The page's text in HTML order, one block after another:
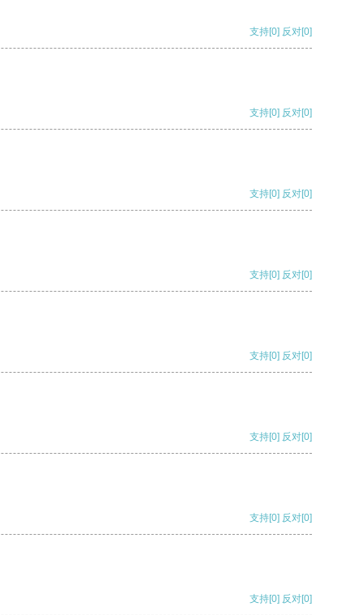
支持[0] 反对[0]
支持[0] 反对[0]
支持[0] 反对[0]
支持[0] 反对[0]
支持[0] 反对[0]
支持[0] 反对[0]
支持[0] 反对[0]
支持[0] 反对[0]